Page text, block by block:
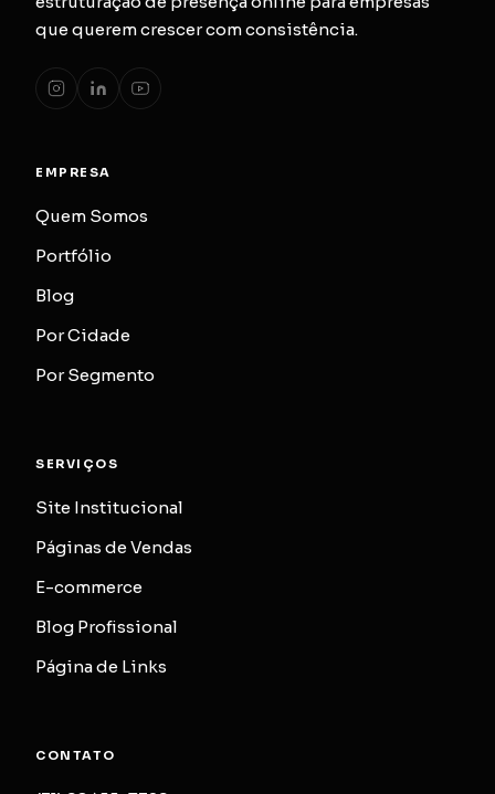
que querem crescer com consistência.
EMPRESA
Quem Somos
Portfólio
Blog
Por Cidade
Por Segmento
SERVIÇOS
Site Institucional
Páginas de Vendas
E-commerce
Blog Profissional
Página de Links
CONTATO